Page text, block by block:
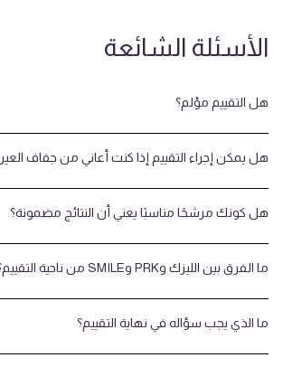
الأسئلة الشائعة
هل التقييم مؤلم؟
هل يمكن إجراء التقييم إذا كنت أعاني من جفاف
هل كونك مرشحًا مناسبًا يعني أن النتائج مضمونة؟
ما الفرق بين الليزك وPRK وSMILE من ناحية التقييم؟
ما الذي يجب سؤاله في نهاية التقييم؟